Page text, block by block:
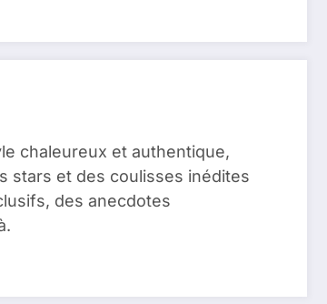
chaleureux et authentique,
stars et des coulisses inédites
des anecdotes